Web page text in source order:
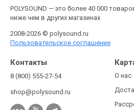
POLYSOUND — это более 40 000
ниже чем в других магазинах
2008-2026 © polysound.ru
Пользовательское соглашение
Контакты
8 (800) 555-27-54
shop@polysound.ru
О нас